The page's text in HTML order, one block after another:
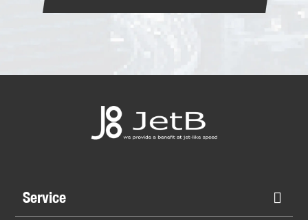
Service